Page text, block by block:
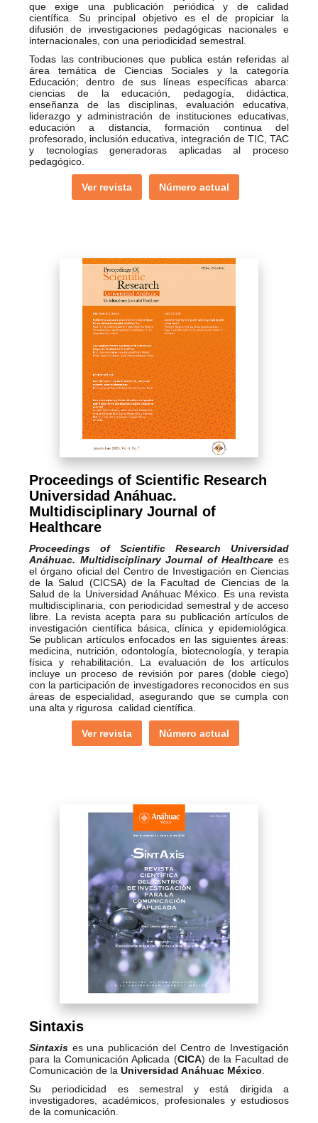
que exige una publicación periódica y de calidad
científica. Su principal objetivo es el de propiciar la
difusión de investigaciones pedagógicas nacionales e
internacionales, con una periodicidad semestral.
Todas las contribuciones que publica están referidas al
área temática de Ciencias Sociales y la categoría
Educación; dentro de sus líneas específicas abarca:
ciencias de la educación, pedagogía, didáctica,
enseñanza de las disciplinas, evaluación educativa,
liderazgo y administración de instituciones educativas,
educación a distancia, formación continua del
profesorado, inclusión educativa, integración de TIC, TAC
y tecnologías generadoras aplicadas al proceso
pedagógico.
Ver revista Número actual
Proceedings of Scientific Research
Universidad Anáhuac.
Multidisciplinary Journal of
Healthcare
Proceedings of Scientific Research Universidad
Anáhuac. Multidisciplinary Journal of Healthcare es
el órgano oficial del Centro de Investigación en Ciencias
de la Salud (CICSA) de la Facultad de Ciencias de la
Salud de la Universidad Anáhuac México. Es una revista
multidisciplinaria, con periodicidad semestral y de acceso
libre. La revista acepta para su publicación artículos de
investigación científica básica, clínica y epidemiológica.
Se publican artículos enfocados en las siguientes áreas:
medicina, nutrición, odontología, biotecnología, y terapia
física y rehabilitación. La evaluación de los artículos
incluye un proceso de revisión por pares (doble ciego)
con la participación de investigadores reconocidos en sus
áreas de especialidad, asegurando que se cumpla con
una alta y rigurosa calidad científica.
Ver revista Número actual
Sintaxis
Sintaxis es una publicación del Centro de Investigación
para la Comunicación Aplicada (CICA) de la Facultad de
Comunicación de la Universidad Anáhuac México
Su periodicidad es semestral y está dirigida a
investigadores, académicos, profesionales y estudiosos
de la comunicación.